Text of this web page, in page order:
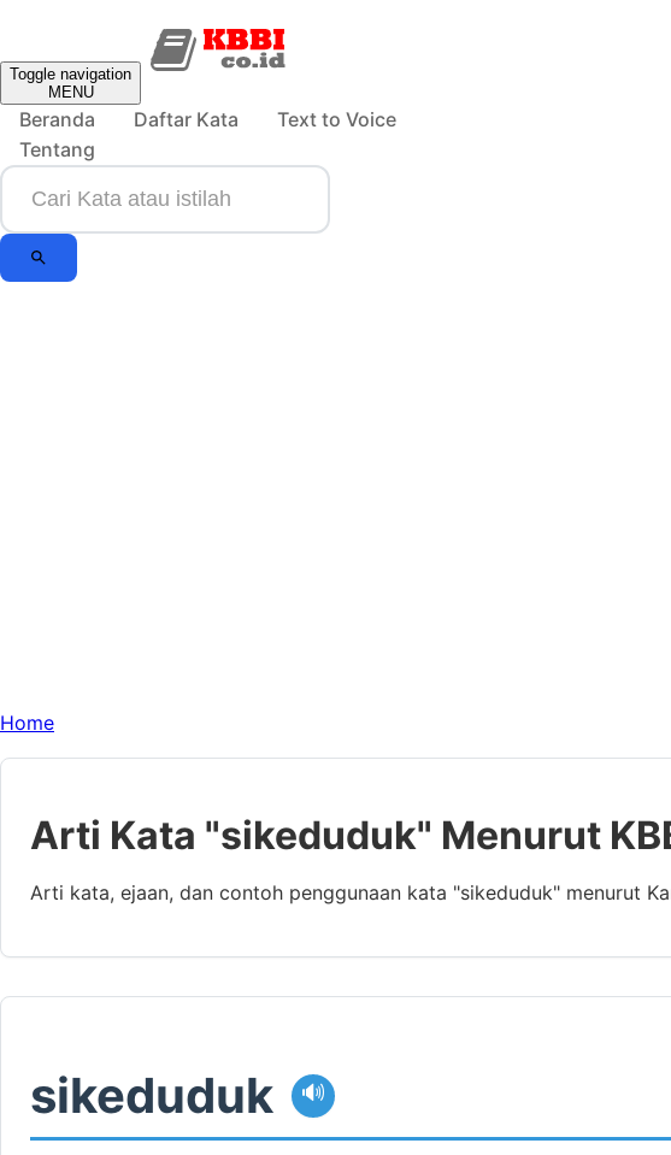
Toggle navigation
MENU
Beranda Daftar Kata
Text to Voice
Tentang
Home
Arti Kata "sikeduduk" Menurut
Arti kata, ejaan, dan contoh penggunaan kata "sikeduduk" menurut
sikeduduk 🔊